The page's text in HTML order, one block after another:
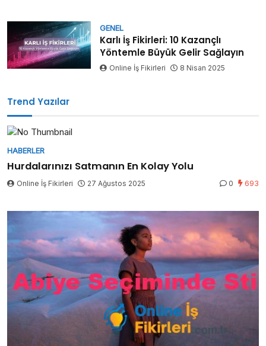
GENEL
Karlı İş Fikirleri: 10 Kazançlı
Yöntemle Büyük Gelir Sağlayın
Online İş Fikirleri 8 Nisan 2025
Trend Yazılar
HABERLER
Hurdalarınızı Satmanın En Kolay Yolu
Online İş Fikirleri 27 Ağustos 2025 0 693